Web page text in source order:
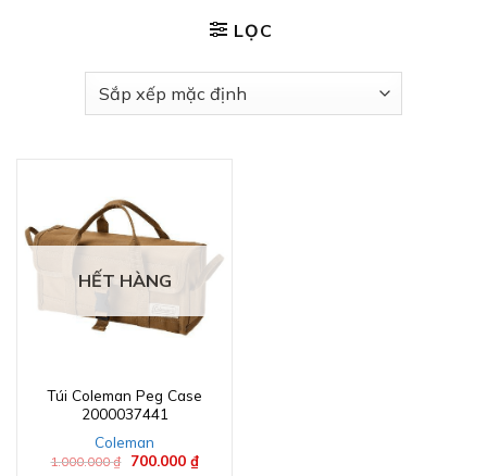
LỌC
HẾT HÀNG
Túi Coleman Peg Case
2000037441
Coleman
1.000.000₫ Giá
700.000 ₫Giá